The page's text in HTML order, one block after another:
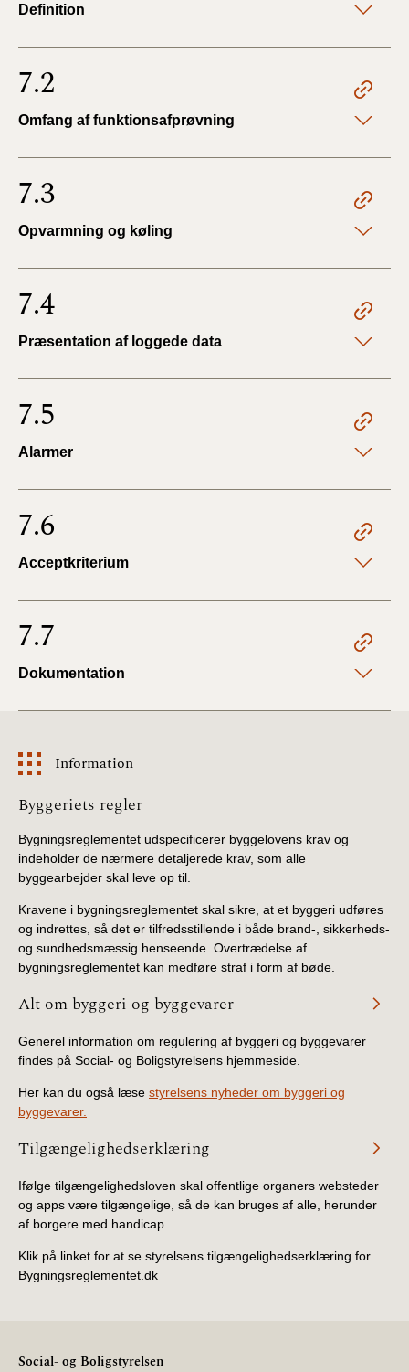
Definition
7.2
Omfang af funktionsafprøvning
7.3
Opvarmning og køling
7.4
Præsentation af loggede data
7.5
Alarmer
7.6
Acceptkriterium
7.7
Dokumentation
Information
Information
Byggeriets regler
Bygningsreglementet udspecificerer byggelovens krav og
indeholder de nærmere detaljerede krav, som alle
byggearbejder skal leve op til.
Kravene i bygningsreglementet skal sikre, at et byggeri udføres
og indrettes, så det er tilfredsstillende i både brand-, sikkerheds-
og sundhedsmæssig henseende. Overtrædelse af
bygningsreglementet kan medføre straf i form af bøde.
Alt om byggeri og byggevarer
Generel information om regulering af byggeri og byggevarer
findes på Social- og Boligstyrelsens hjemmeside.
Her kan du også læse styrelsens nyheder om byggeri og
byggevarer.
Tilgængelighedserklæring
Ifølge tilgængelighedsloven skal offentlige organers websteder
og apps være tilgængelige, så de kan bruges af alle, herunder
af borgere med handicap.
Klik på linket for at se styrelsens tilgængelighedserklæring for
Bygningsreglementet.dk
Social- og Boligstyrelsen